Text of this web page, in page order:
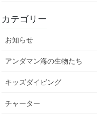
カテゴリー
お知らせ
アンダマン海の生物たち
キッズダイビング
チャーター